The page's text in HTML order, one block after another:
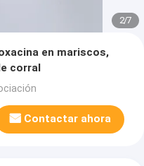
2/7
en mariscos,
corral
Contactar ahora